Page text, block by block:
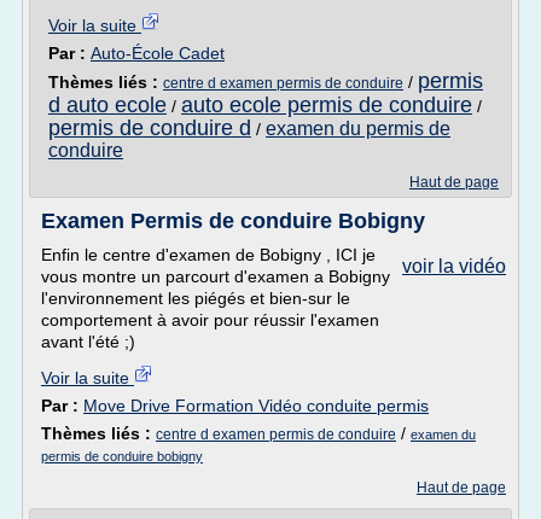
Voir la suite
Par : Auto-École Cadet
Thèmes liés : centre d examen permis de conduire / permis
d auto ecole / auto ecole permis de conduire /
permis de conduire d / examen du permis de
conduire
Haut de page
Examen Permis de conduire Bobigny
voir la vidéo
Enfin le centre d'examen de Bobigny , ICI je
vous montre un parcourt d'examen a Bobigny
l'environnement les piégés et bien-sur le
comportement à avoir pour réussir l'examen
avant l'été ;)
Voir la suite
Par : Move Drive Formation Vidéo conduite permis
Thèmes liés : centre d examen permis de conduire / examen du
permis de conduire bobigny
Haut de page